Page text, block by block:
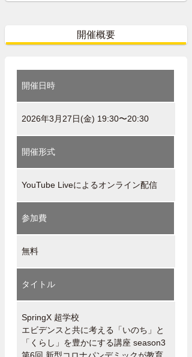
開催概要
開催日時
2026年3月27日(金) 19:30〜20:30
開催形式
YouTube Liveによるオンライン配信
参加費
無料
タイトル
SpringX 超学校
エビデンスと共に考える「いのち」と
「くらし」を豊かにする講座 season3